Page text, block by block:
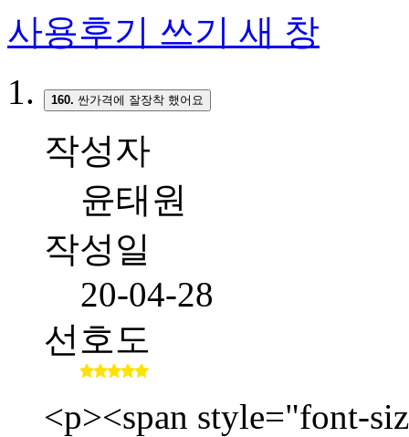
사용후기 쓰기 새 창
160. 싼가격에 잘장착 했어요
작성자
윤태원
작성일
20-04-28
선호도
<p><span style="font-